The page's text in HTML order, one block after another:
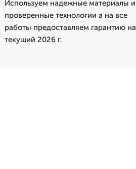
Используем надежные материалы и
проверенные технологии а на все
работы предоставляем гарантию на
текущий 2026 г.